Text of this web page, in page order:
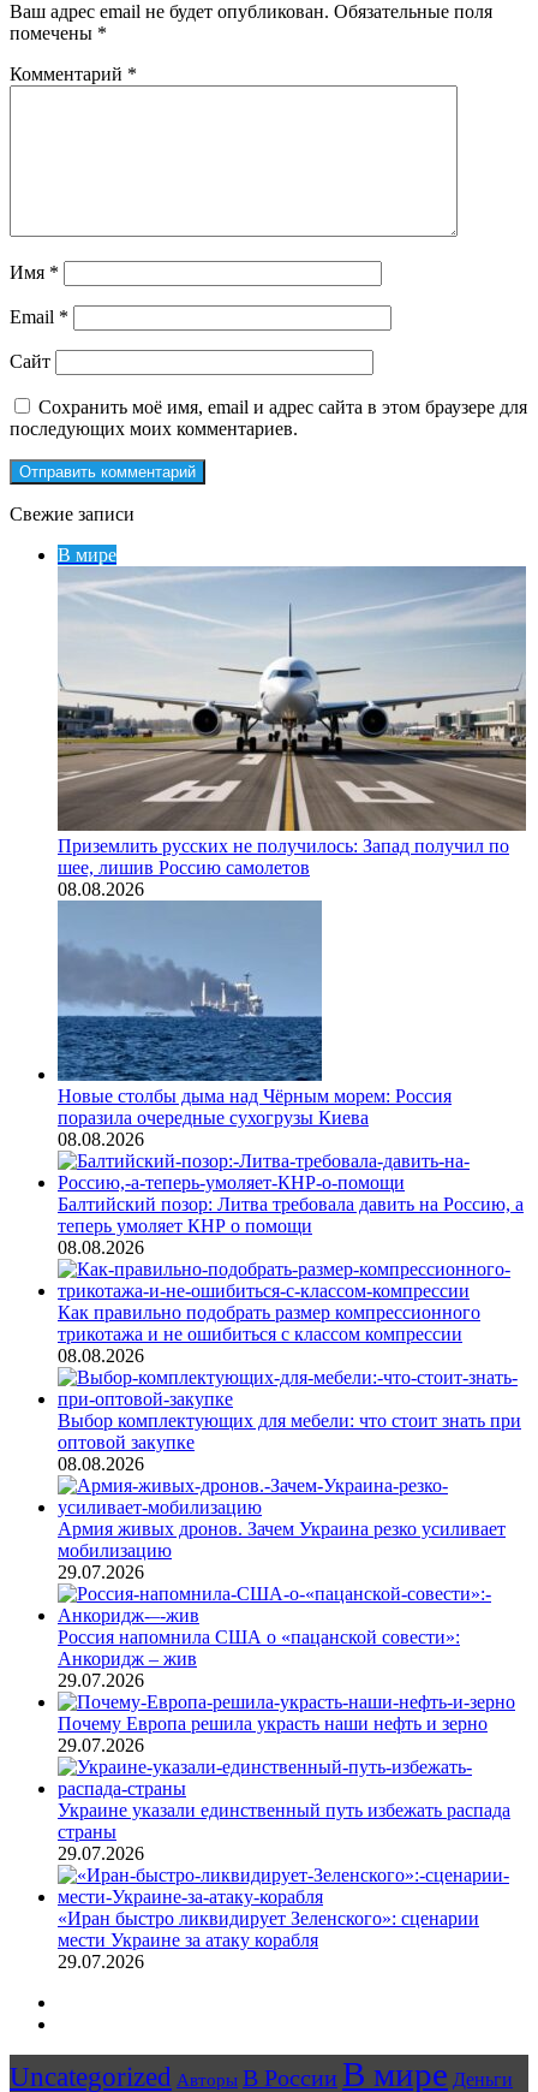
Ваш адрес email не будет опубликован. Обязательные поля
помечены *
Комментарий *
Имя *
Email *
Сайт
Сохранить моё имя, email и адрес сайта в этом браузере для
последующих моих комментариев.
Свежие записи
В мире
Приземлить русских не получилось: Запад получил по
шее, лишив Россию самолетов
08.08.2026
Новые столбы дыма над Чёрным морем: Россия
поразила очередные сухогрузы Киева
08.08.2026
Балтийский позор: Литва требовала давить на Россию, а
теперь умоляет КНР о помощи
08.08.2026
Как правильно подобрать размер компрессионного
трикотажа и не ошибиться с классом компрессии
08.08.2026
Выбор комплектующих для мебели: что стоит знать при
оптовой закупке
08.08.2026
Армия живых дронов. Зачем Украина резко усиливает
мобилизацию
29.07.2026
Россия напомнила США о «пацанской совести»:
Анкоридж – жив
29.07.2026
Почему Европа решила украсть наши нефть и зерно
29.07.2026
Украине указали единственный путь избежать распада
страны
29.07.2026
«Иран быстро ликвидирует Зеленского»: сценарии
мести Украине за атаку корабля
29.07.2026
Uncategorized Авторы В России В мире Деньги